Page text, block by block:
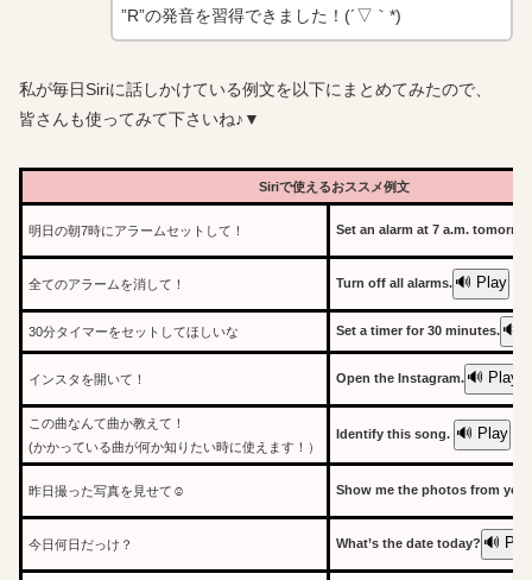
”R”の発音を習得できました！(´▽｀*)
私が毎日Siriに話しかけている例文を以下にまとめてみたので、
皆さんも使ってみて下さいね♪▼
Siriで使えるおススメ例文
明日の朝7時にアラームセットして！ Set an alarm at 7 a.m.
全てのアラームを消して！ Turn off all alarms. 🔊 Play
30分タイマーをセットしてほしいな Set a timer for 30 minutes. 🔊
インスタを開いて！ Open the Instagram. 🔊 Play
この曲なんて曲か教えて！
(かかっている曲が何か知りたい時に使えます！）
Identify this song. 🔊 Play
昨日撮った写真を見せて☺ Show me the photos from
今日何日だっけ？ What’s the date today? 🔊